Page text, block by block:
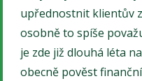
upřednostnit klientův
osobně to spíše
je zde již dlouhá léta
obecně pověst